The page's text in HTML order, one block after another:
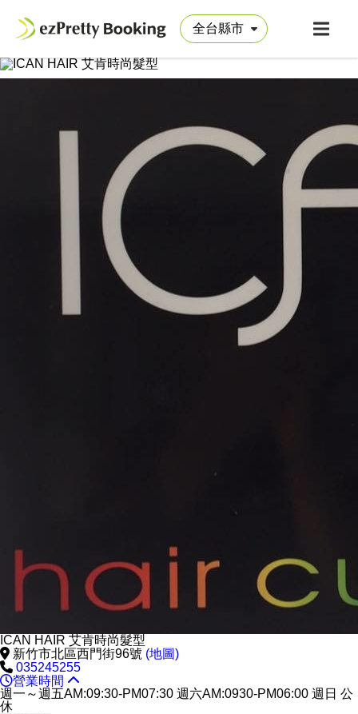
ICAN HAIR 艾肯時尚髮型
新竹市北區西門街96號 (地圖)
035245255
營業時間
週一～週五AM:09:30-PM07:30 週六AM:0930-PM06:00 週日 公
休